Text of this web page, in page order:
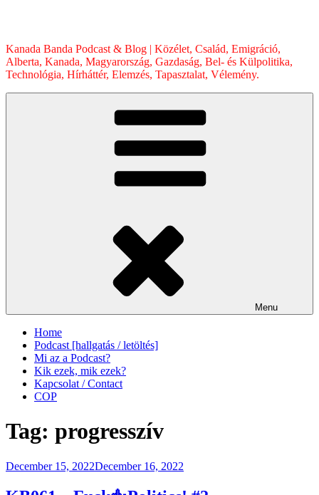
Kanada Banda Podcast & Blog | Közélet, Család, Emigráció,
Alberta, Kanada, Magyarország, Gazdaság, Bel- és Külpolitika,
Technológia, Hírháttér, Elemzés, Tapasztalat, Vélemény.
Menu
Home
Podcast [hallgatás / letöltés]
Mi az a Podcast?
Kik ezek, mik ezek?
Kapcsolat / Contact
COP
Tag: progresszív
Posted
December 15, 2022December 16, 2022